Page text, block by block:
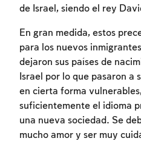
de Israel, siendo el rey
En gran medida, estos
para los nuevos
dejaron sus países de
Israel por lo que pasaron a
en cierta forma
suficientemente el idioma
una nueva sociedad. Se
mucho amor y ser muy